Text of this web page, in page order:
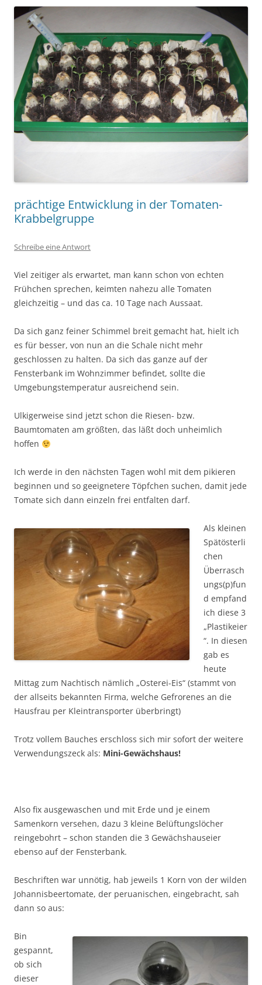
prächtige Entwicklung in der Tomaten-
Krabbelgruppe
Schreibe eine Antwort
Viel zeitiger als erwartet, man kann schon von echten
Frühchen sprechen, keimten nahezu alle Tomaten
gleichzeitig – und das ca. 10 Tage nach Aussaat.
Da sich ganz feiner Schimmel breit gemacht hat, hielt ich
es für besser, von nun an die Schale nicht mehr
geschlossen zu halten. Da sich das ganze auf der
Fensterbank im Wohnzimmer befindet, sollte die
Umgebungstemperatur ausreichend sein.
Ulkigerweise sind jetzt schon die Riesen- bzw.
Baumtomaten am größten, das läßt doch unheimlich
hoffen
Ich werde in den nächsten Tagen wohl mit dem pikieren
beginnen und so geeignetere Töpfchen suchen, damit jede
Tomate sich dann einzeln frei entfalten darf.
Als kleinen
Spätösterli
chen
Überrasch
ungs(p)fun
d empfand
ich diese 3
„Plastikeier
“. In diesen
gab es
heute
Mittag zum Nachtisch nämlich „Osterei-Eis“ (stammt von
der allseits bekannten Firma, welche Gefrorenes an die
Hausfrau per Kleintransporter überbringt)
Trotz vollem Bauches erschloss sich mir sofort der weitere
Verwendungszeck als: Mini-Gewächshaus!
Also fix ausgewaschen und mit Erde und je einem
Samenkorn versehen, dazu 3 kleine Belüftungslöcher
reingebohrt – schon standen die 3 Gewächshauseier
ebenso auf der Fensterbank.
Beschriften war unnötig, hab jeweils 1 Korn von der wilden
Johannisbeertomate, der peruanischen, eingebracht, sah
dann so aus:
Bin
gespannt,
ob sich
dieser